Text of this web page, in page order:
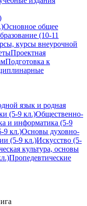
Основное общее
(10-11
курсы внеурочной
Проектная
Подготовка к
язык и родная
(5-9 кл.)Общественно-
и информатика (5-9
9 кл.)Основы духовно-
(5-9 кл.)Искусство (5-
культура, основы
Пропедевтические